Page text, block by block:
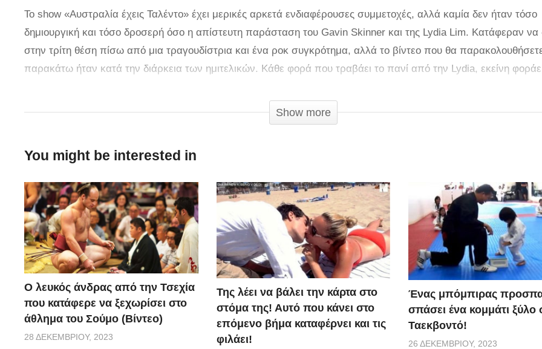
Το show «Αυστραλία έχεις Ταλέντο» έχει μερικές αρκετά ενδιαφέρουσες συμμετοχές, αλλά καμία δεν ήταν τόσο
δημιουργική και τόσο δροσερή όσο η απίστευτη παράσταση του Gavin Skinner και της Lydia Lim. Κατάφεραν
στην τρίτη θέση πίσω από μια τραγουδίστρια και ένα ροκ συγκρότημα, αλλά το βίντεο που θα
παρακάτω ήταν κατά την διάρκεια των ημιτελικών. Κάθε φορά που τραβάει το πανί από την Lydia, εκείνη
Show more
You might be interested in
Ο λευκός άνδρας από την Τσεχία
που κατάφερε να ξεχωρίσει στο
άθλημα του Σούμο (Βίντεο)
28 ΔΕΚΕΜΒΡΊΟΥ, 2023
Της λέει να βάλει την κάρτα στο
στόμα της! Αυτό που κάνει στο
επόμενο βήμα καταφέρνει και τις
φιλάει!
Ένας μπόμπιρας
σπάσει ένα κομμάτι ξύλο
Ταεκβοντό!
26 ΔΕΚΕΜΒΡΊΟΥ, 2023